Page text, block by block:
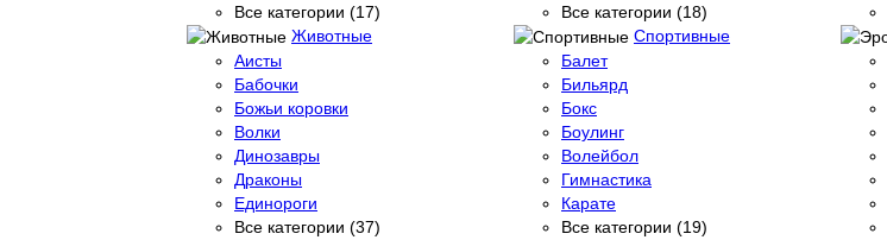
Все категории (17)
Все категории (18)
Животные
Аисты
Бабочки
Божьи коровки
Волки
Динозавры
Драконы
Единороги
Все категории (37)
Спортивные
Балет
Бильярд
Бокс
Боулинг
Волейбол
Гимнастика
Карате
Все категории (19)